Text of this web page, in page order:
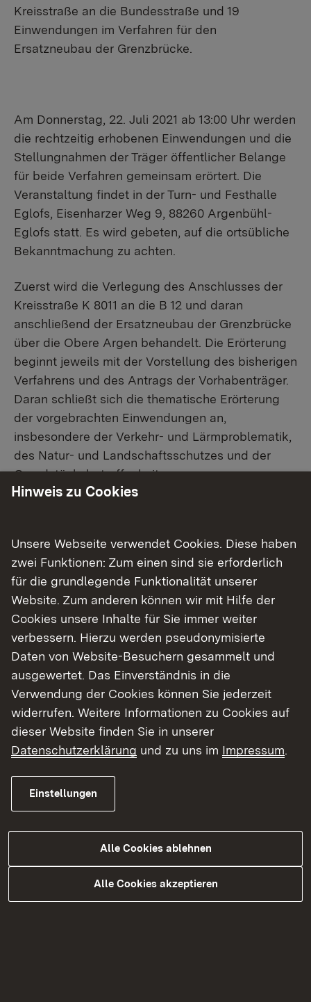
Kreisstraße an die Bundesstraße und 19
Einwendungen im Verfahren für den
Ersatzneubau der Grenzbrücke.
Am Donnerstag, 22. Juli 2021 ab 13:00 Uhr werden
die rechtzeitig erhobenen Einwendungen und die
Stellungnahmen der Träger öffentlicher Belange
für beide Verfahren gemeinsam erörtert. Die
Veranstaltung findet in der Turn- und Festhalle
Eglofs, Eisenharzer Weg 9, 88260 Argenbühl-
Eglofs statt. Es wird gebeten, auf die ortsübliche
Bekanntmachung zu achten.
Zuerst wird die Verlegung des Anschlusses der
Kreisstraße K 8011 an die B 12 und daran
anschließend der Ersatzneubau der Grenzbrücke
über die Obere Argen behandelt. Die Erörterung
beginnt jeweils mit der Vorstellung des bisherigen
Verfahrens und des Antrags der Vorhabenträger.
Daran schließt sich die thematische Erörterung
der vorgebrachten Einwendungen an,
insbesondere der Verkehr- und Lärmproblematik,
des Natur- und Landschaftsschutzes und der
Grundstücksbetroffenheiten.
Der Erörterungstermin ist grundsätzlich nicht
öffentlich. Die Teilnahme am Erörterungstermin ist
allen Personen, deren Belange durch das
geplante Bauvorhaben berührt werden,
freigestellt. Die Vertretung durch eine
bevollmächtigte Person ist möglich. Die
Öffentlichkeit kann zugelassen werden, bei der
Erörterung privater Belange jedoch nur mit dem
Einverständnis der jeweiligen Betroffenen. Der
Gebrauch von Ton- und Bildaufnahmegeräten ist
nicht gestattet. Anwesenden Dritten, die nicht
Einwendende oder Betroffene sind, steht kein
Die Unterlagen zu den Verfahren sind auf der
abrufbar unterhttps://rp.baden-
Hinweis zu Cookies
Unsere Webseite verwendet Cookies. Diese haben
zwei Funktionen: Zum einen sind sie erforderlich
für die grundlegende Funktionalität unserer
Website. Zum anderen können wir mit Hilfe der
Cookies unsere Inhalte für Sie immer weiter
verbessern. Hierzu werden pseudonymisierte
Daten von Website-Besuchern gesammelt und
ausgewertet. Das Einverständnis in die
Verwendung der Cookies können Sie jederzeit
widerrufen. Weitere Informationen zu Cookies auf
dieser Website finden Sie in unserer
Datenschutzerklärung und zu uns im Impressum.
Einstellungen
Alle Cookies ablehnen
Alle Cookies akzeptieren